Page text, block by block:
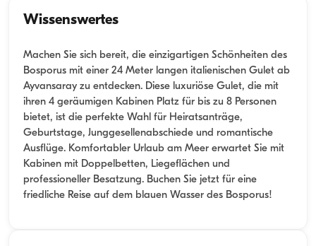
Wissenswertes
Machen Sie sich bereit, die einzigartigen Schönheiten des
Bosporus mit einer 24 Meter langen italienischen Gulet ab
Ayvansaray zu entdecken. Diese luxuriöse Gulet, die mit
ihren 4 geräumigen Kabinen Platz für bis zu 8 Personen
bietet, ist die perfekte Wahl für Heiratsanträge,
Geburtstage, Junggesellenabschiede und romantische
Ausflüge. Komfortabler Urlaub am Meer erwartet Sie mit
Kabinen mit Doppelbetten, Liegeflächen und
professioneller Besatzung. Buchen Sie jetzt für eine
friedliche Reise auf dem blauen Wasser des Bosporus!